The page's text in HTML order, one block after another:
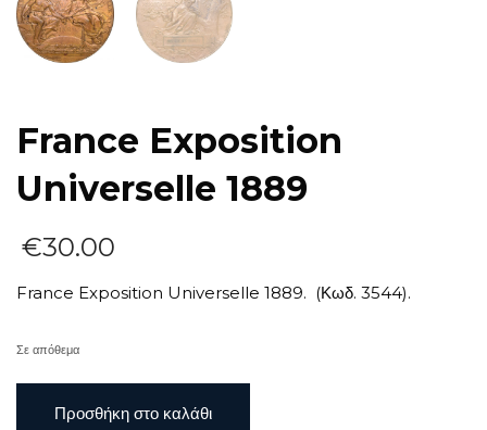
France Exposition
Universelle 1889
€30.00
France Exposition Universelle 1889. (Κωδ. 3544).
Σε απόθεμα
Exposition
Προσθήκη στο καλάθι